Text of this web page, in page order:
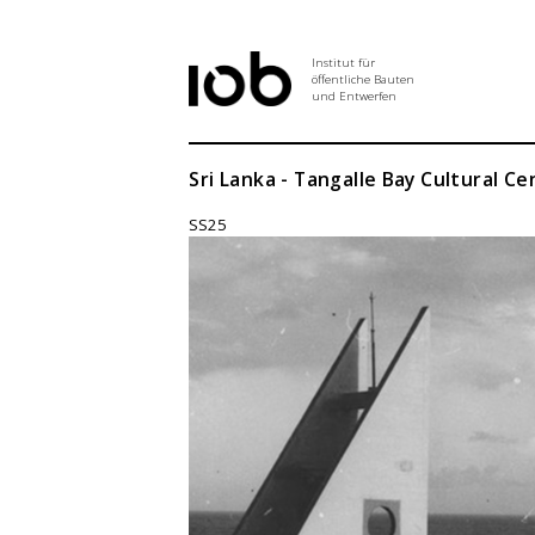
Institut für
öffentliche Bauten
und Entwerfen
Institut
Aktuelles
Abschlussarbeiten
Sri Lanka - Tangalle Bay Cultural
SS25